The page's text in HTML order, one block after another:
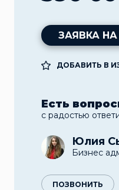
ЗАЯВКА
ДОБАВИТЬ В
Есть
с радостью
Юлия
Бизнес
ПОЗВОНИТЬ